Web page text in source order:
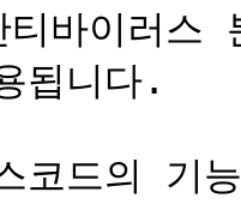
바이러스
됩니다.
코드의 기